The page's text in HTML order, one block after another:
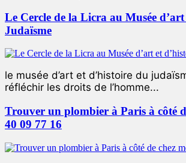
Le Cercle de la Licra au Musée
Judaïsme
le musée d’art et d’histoire du
réfléchir les droits de l’homme...
Trouver un plombier à Paris à côté
40 09 77 16